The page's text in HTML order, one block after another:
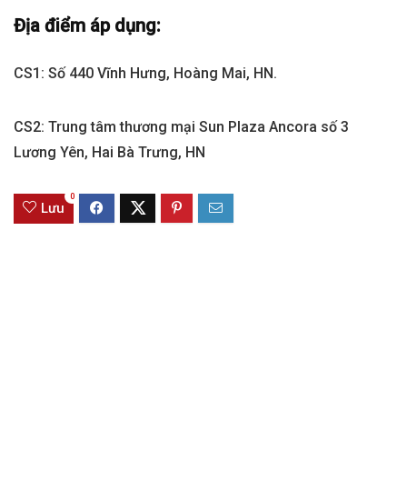
Địa điểm áp dụng:
CS1: Số 440 Vĩnh Hưng, Hoàng Mai, HN.
CS2: Trung tâm thương mại Sun Plaza Ancora số 3
Lương Yên, Hai Bà Trưng, HN
Lưu
0